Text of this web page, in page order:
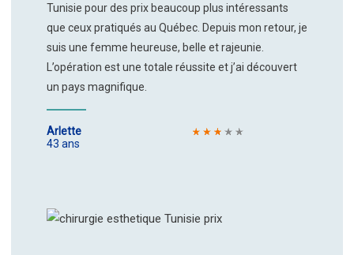
Tunisie pour des prix beaucoup plus intéressants
que ceux pratiqués au Québec. Depuis mon retour, je
suis une femme heureuse, belle et rajeunie.
L’opération est une totale réussite et j’ai découvert
un pays magnifique.
Arlette
43 ans